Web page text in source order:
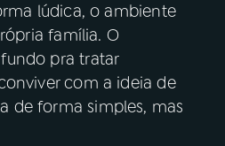
lúdica, o ambiente
família. O
pra tratar
com a ideia de
de forma simples, mas